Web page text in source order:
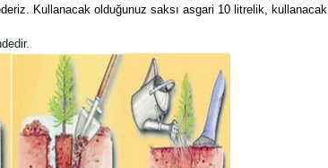
Kullanacak olduğunuz saksı asgari 10 litrelik,